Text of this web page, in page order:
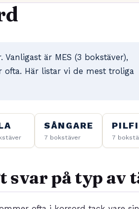
är MES (3 bokstäver),
ofta. Här listar vi de mest troliga
SÅNGARE
7 bokstäver 7
svar på typ av